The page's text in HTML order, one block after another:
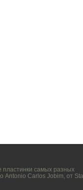
пластинки самых разных
Antonio Carlos Jobim, от